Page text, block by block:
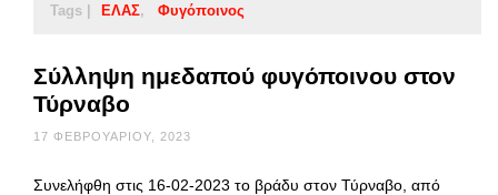
Tags | ΕΛΑΣ Φυγόποινος
Σύλληψη ημεδαπού φυγόποινου στον
Τύρναβο
17 ΦΕΒΡΟΥΑΡΊΟΥ, 2023
Συνελήφθη στις 16-02-2023 το βράδυ στον Τύρναβο, από